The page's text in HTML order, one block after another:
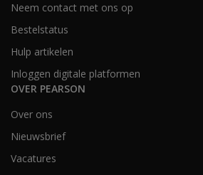
Neem contact met ons op
Bestelstatus
Hulp artikelen
Inloggen digitale platformen
OVER PEARSON
Over ons
Nieuwsbrief
Vacatures